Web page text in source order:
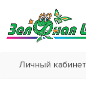
Личный кабинет